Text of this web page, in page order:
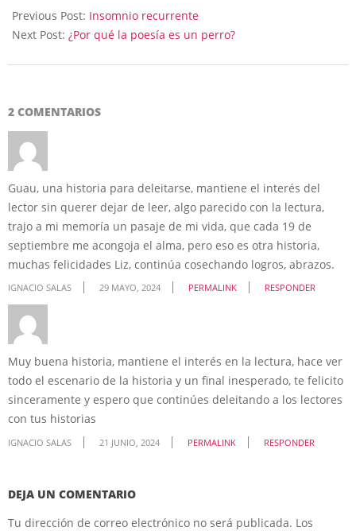
05-
28
Previous Post: Insomnio recurrente
Next Post: ¿Por qué la poesía es un perro?
2 COMENTARIOS
Guau, una historia para deleitarse, mantiene el interés del
lector sin querer dejar de leer, algo parecido con la lectura,
trajo a mi memoría un pasaje de mi vida, que cada 19 de
septiembre me acongoja el alma, pero eso es otra historia,
muchas felicidades Liz, continúa cosechando logros, abrazos.
IGNACIO SALAS 29 MAYO, 2024 PERMALINK RESPONDER
Muy buena historia, mantiene el interés en la lectura, hace ver
todo el escenario de la historia y un final inesperado, te felicito
sinceramente y espero que continúes deleitando a los lectores
con tus historias
IGNACIO SALAS 21 JUNIO, 2024 PERMALINK RESPONDER
DEJA UN COMENTARIO
Tu dirección de correo electrónico no será publicada. Los